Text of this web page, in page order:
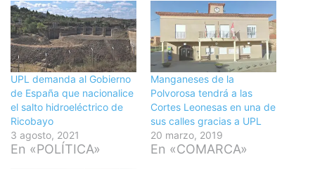
UPL demanda al Gobierno
de España que nacionalice
el salto hidroeléctrico de
Ricobayo
3 agosto, 2021
En «POLÍTICA»
Manganeses de la
Polvorosa tendrá a las
Cortes Leonesas en una de
sus calles gracias a UPL
20 marzo, 2019
En «COMARCA»